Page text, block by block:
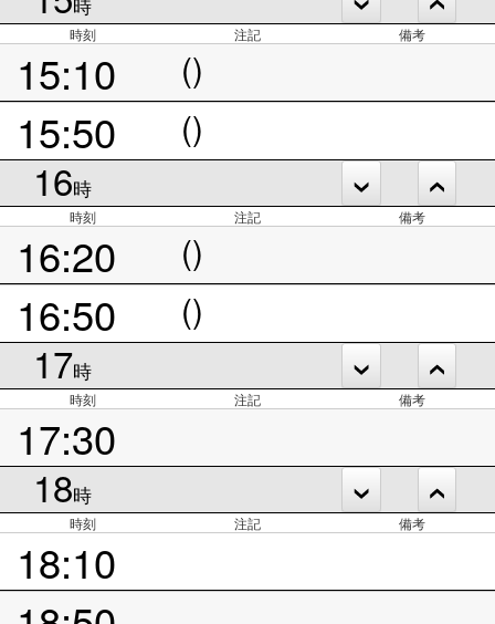
時
時刻 注記 備考
15:10 ()
15:50 ()
16時
時刻 注記 備考
16:20 ()
16:50 ()
17時
時刻 注記 備考
17:30
18時
時刻 注記 備考
18:10